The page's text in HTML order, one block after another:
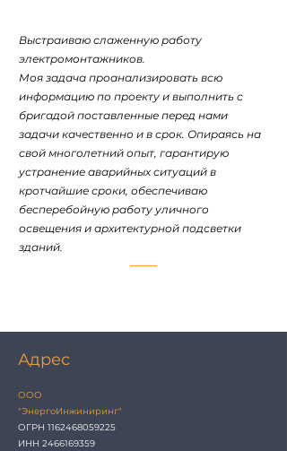
Выстраиваю слаженную работу
электромонтажников.
Моя задача проанализировать всю
информацию по проекту и выполнить с
бригадой поставленные перед нами
задачи качественно и в срок. Опираясь на
свой многолетний опыт, гарантирую
устранение аварийных ситуаций в
кротчайшие сроки, обеспечиваю
бесперебойную работу уличного
освещения и архитектурной подсветки
зданий.
Адрес
ООО
"ЭнергоИнжиниринг"
ОГРН 1162468059225
ИНН 2466169359